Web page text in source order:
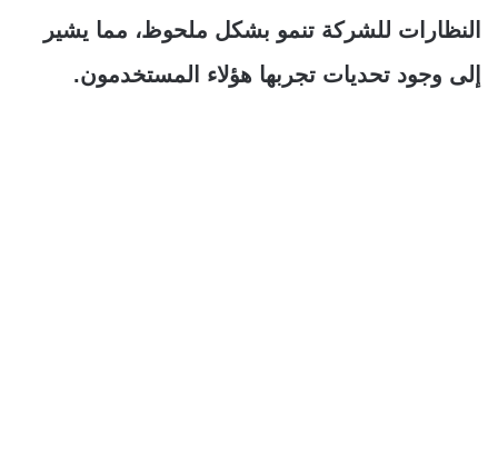
النظارات للشركة تنمو بشكل ملحوظ، مما يشير
إلى وجود تحديات تجربها هؤلاء المستخدمون.